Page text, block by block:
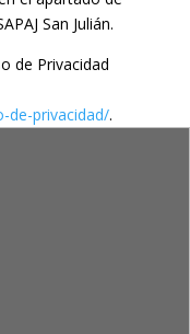
San Julián.
de Privacidad
de-privacidad/.